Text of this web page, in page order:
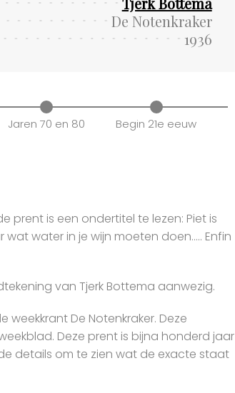
De Notenkraker
1936
Jaren 70 en 80 Begin 21e eeuw
prent is een ondertitel te lezen: Piet is
water in je wijn moeten doen..... Enfin
van Tjerk Bottema aanwezig.
De Notenkraker. Deze
Deze prent is bijna honderd jaar
details om te zien wat de exacte staat